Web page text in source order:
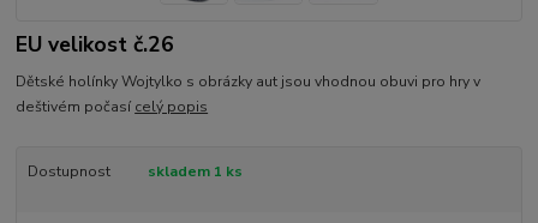
EU velikost č.26
Dětské holínky Wojtylko s obrázky aut jsou vhodnou obuvi pro hry v
deštivém počasí celý popis
Dostupnost skladem 1 ks